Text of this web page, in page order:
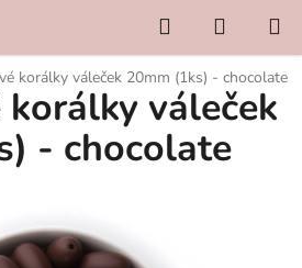
Hledat
KOŠÍK
korálky váleček 20mm (1ks) - chocolate
váleček
- chocolate